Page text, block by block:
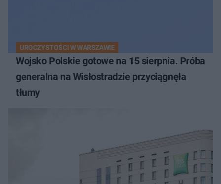
UROCZYSTOŚCI W WARSZAWIE
Wojsko Polskie gotowe na 15 sierpnia. Próba
generalna na Wisłostradzie przyciągnęła
tłumy